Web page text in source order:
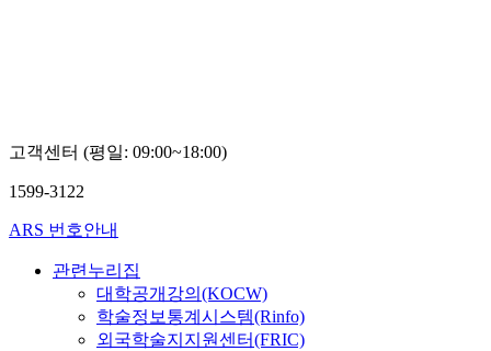
고객센터 (평일: 09:00~18:00)
1599-3122
ARS 번호안내
관련누리집
대학공개강의(KOCW)
학술정보통계시스템(Rinfo)
외국학술지지원센터(FRIC)